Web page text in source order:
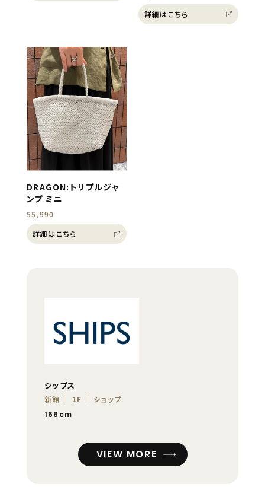
詳細はこちら
DRAGON:トリプルジャ
ンプ ミニ
55,990
詳細はこちら
シップス
新館 1F
ショップ
166cm
VIEW MORE